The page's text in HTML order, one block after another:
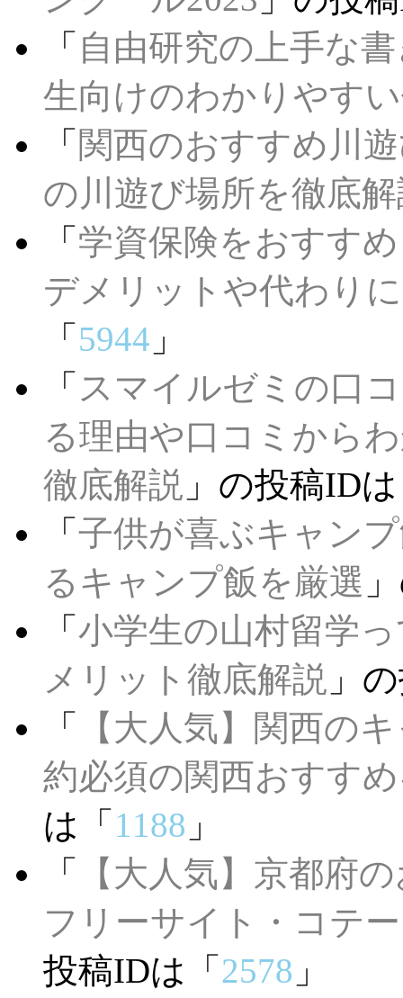
「 自由研究の上手な
生向けのわかりやす
「 関西のおすすめ川
の川遊び場所を徹底
「 学資保険をおすす
デメリットや代わり
「 5944 」
「 スマイルゼミの口
る理由や口コミから
徹底解説 」の投稿ID
「 子供が喜ぶキャン
るキャンプ飯を厳選
「 小学生の山村留学
メリット徹底解説 」
「
【大人気】関西の
約必須の関西おすす
は「 1188 」
「
【大人気】京都府
フリーサイト・コテ
投稿IDは「 2578 」